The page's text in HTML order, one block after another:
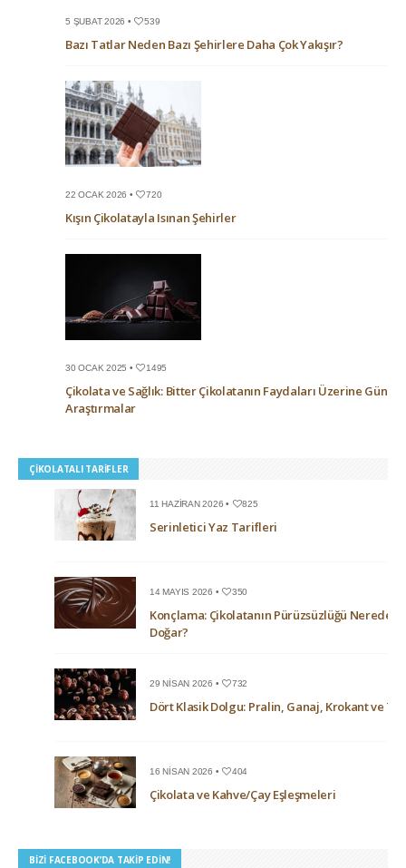
5 ŞUBAT 2026 • 539
Bazı Tatlar Neden Bazı Şehirlere Daha Çok Yakışır?
22 OCAK 2026 • 720
Kışın Çikolatayla Isınan Şehirler
30 OCAK 2025 • 1495
Çikolata ve Sağlık: Bitter Çikolatanın Faydaları Üzerine Güncel
Araştırmalar
ÇIKOLATALI TARIFLER
11 HAZIRAN 2026 • 825
Serinletici Yaz Tarifleri
14 MAYIS 2026 • 350
Konçlama: Çikolatanın Pürüzsüzlüğü Nerede
Doğar?
29 NISAN 2026 • 732
Dört Klasik Dolgu: Pralin, Ganaj, Krokant ve
16 NISAN 2026 • 404
Çikolata ve Kahve/Çay Eşleşmeleri
BIZI FACEBOOK’DA TAKIP EDIN!